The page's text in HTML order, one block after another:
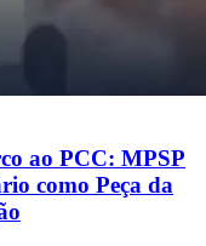
ao PCC: MPSP
como Peça da